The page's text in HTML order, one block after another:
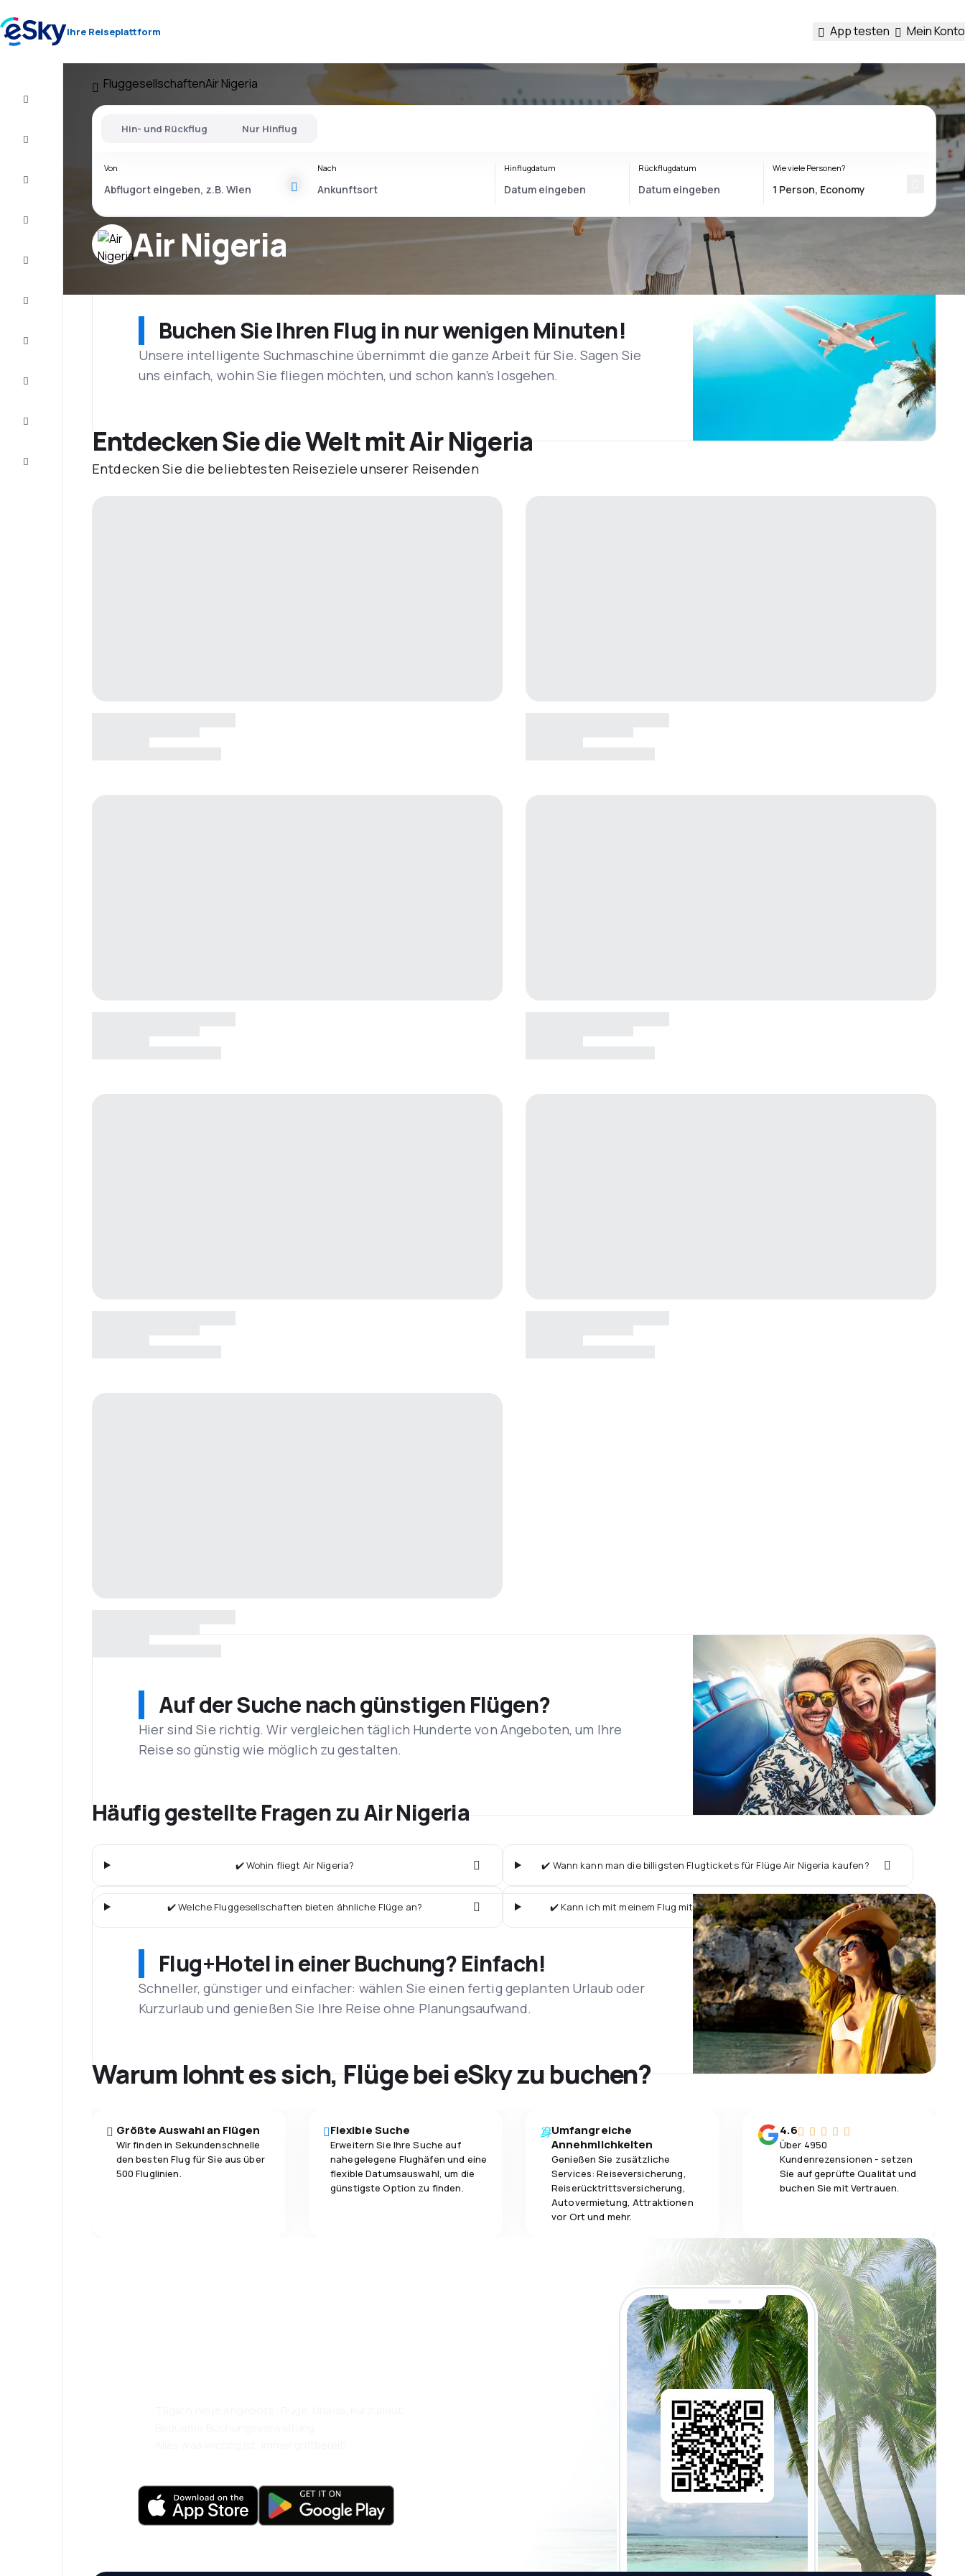
Ihre Reiseplattform App testen Mein Konto
Kundenservice
FluggesellschaftenAir Nigeria
Air Nigeria
Hin- und Rückflug Nur Hinflug
Von Nach Hinflugdatum Rückflugdatum Wie viele Personen?
Buchen Sie Ihren Flug in nur wenigen Minuten!
Unsere intelligente Suchmaschine übernimmt die ganze Arbeit für Sie. Sagen Sie
uns einfach, wohin Sie fliegen möchten, und schon kann’s losgehen.
Entdecken Sie die Welt mit Air Nigeria
Entdecken Sie die beliebtesten Reiseziele unserer Reisenden
Auf der Suche nach günstigen Flügen?
Hier sind Sie richtig. Wir vergleichen täglich Hunderte von Angeboten, um Ihre
Reise so günstig wie möglich zu gestalten.
Häufig gestellte Fragen zu Air Nigeria
✔️ Wohin fliegt Air Nigeria? ✔️ Wann kann man die billigsten Flugtickets für Flüge Air Nigeria kaufen?
✔️ Welche Fluggesellschaften bieten ähnliche Flüge an? ✔️ Kann ich mit meinem Flug mit Air Nigeria ein Hotel vor Ort buchen?
Flug+Hotel in einer Buchung? Einfach!
Schneller, günstiger und einfacher: wählen Sie einen fertig geplanten Urlaub oder
Kurzurlaub und genießen Sie Ihre Reise ohne Planungsaufwand.
Warum lohnt es sich, Flüge bei eSky zu buchen?
Größte Auswahl an Flügen
Wir finden in Sekundenschnelle
den besten Flug für Sie aus über
500 Fluglinien.
Flexible Suche
Erweitern Sie Ihre Suche auf
nahegelegene Flughäfen und eine
flexible Datumsauswahl, um die
günstigste Option zu finden.
Umfangreiche
Annehmlichkeiten
Genießen Sie zusätzliche
Services: Reiseversicherung,
Reiserücktrittsversicherung,
Autovermietung, Attraktionen
vor Ort und mehr.
4.6
Über 4950
Kundenrezensionen - setzen
Sie auf geprüfte Qualität und
buchen Sie mit Vertrauen.